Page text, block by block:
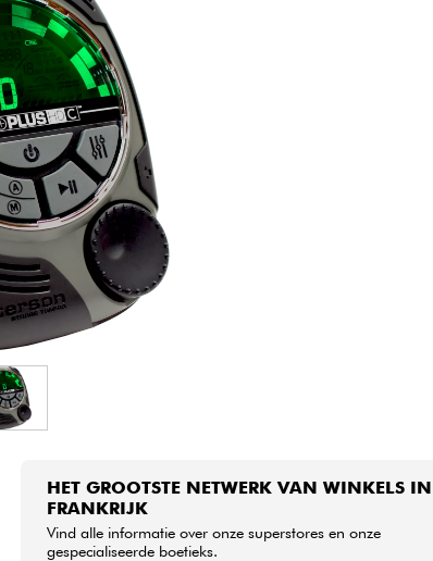
Drums & percussie
Kinderen
Sets
Bekijk onze merken
HET GROOTSTE NETWERK VAN WINKELS IN
FRANKRIJK
Vind alle informatie over onze superstores en onze
gespecialiseerde boetieks.